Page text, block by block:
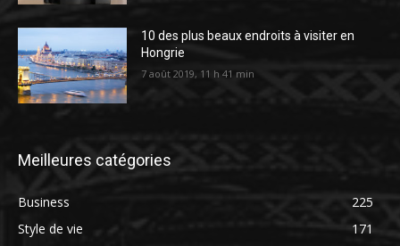
10 des plus beaux endroits à visiter en
Hongrie
7 août 2019, 11 h 41 min
Meilleures catégories
Business
225
Style de vie
171